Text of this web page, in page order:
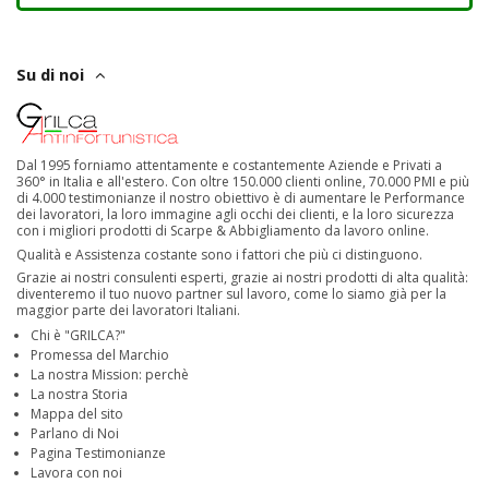
Su di noi
Dal 1995 forniamo attentamente e costantemente Aziende e Privati a
360° in Italia e all'estero. Con oltre 150.000 clienti online, 70.000 PMI e più
di 4.000 testimonianze il nostro obiettivo è di aumentare le Performance
dei lavoratori, la loro immagine agli occhi dei clienti, e la loro sicurezza
con i migliori prodotti di Scarpe & Abbigliamento da lavoro online.
Qualità e Assistenza costante sono i fattori che più ci distinguono.
Grazie ai nostri consulenti esperti, grazie ai nostri prodotti di alta qualità:
diventeremo il tuo nuovo partner sul lavoro, come lo siamo già per la
maggior parte dei lavoratori Italiani.
Chi è "GRILCA?"
Promessa del Marchio
La nostra Mission: perchè
La nostra Storia
Mappa del sito
Parlano di Noi
Pagina Testimonianze
Lavora con noi